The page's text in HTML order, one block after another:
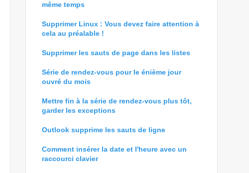
même temps
Supprimer Linux : Vous devez faire attention à
cela au préalable !
Supprimer les sauts de page dans les listes
Série de rendez-vous pour le énième jour
ouvré du mois
Mettre fin à la série de rendez-vous plus tôt,
garder les exceptions
Outlook supprime les sauts de ligne
Comment insérer la date et l'heure avec un
raccourci clavier